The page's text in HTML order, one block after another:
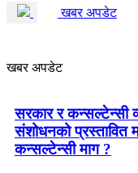
खबर अपडेट
खबर अपडेट
सरकार र कन्सल्टेन्सी
संशोधनको प्रस्तावित
कन्सल्टेन्सी माग ?